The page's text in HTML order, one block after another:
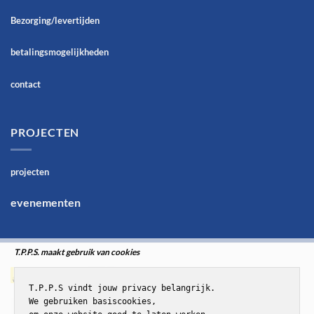
Bezorging/levertijden
betalingsmogelijkheden
contact
PROJECTEN
projecten
evenementen
T.P.P.S. maakt gebruik van cookies
T.P.P.S vindt jouw privacy belangrijk.
We gebruiken basiscookies,